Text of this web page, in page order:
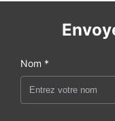
Nom *